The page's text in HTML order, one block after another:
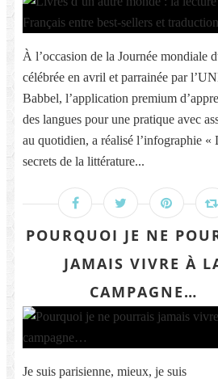
À l’occasion de la Journée mondiale
célébrée en avril et parrainée par
Babbel, l’application premium
des langues pour une pratique avec
au quotidien, a réalisé l’infographie «
secrets de la littérature...
POURQUOI JE NE
JAMAIS VIVRE À
CAMPAGNE…
Je suis parisienne, mieux, je suis